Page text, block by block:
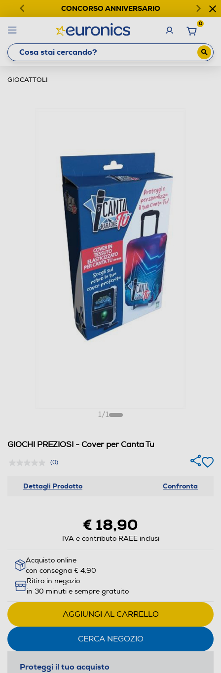
CONCORSO ANNIVERSARIO
0
GIOCATTOLI
1/1
GIOCHI PREZIOSI - Cover per Canta Tu
(0)
Dettagli Prodotto Confronta
€ 18,90
IVA e contributo RAEE inclusi
Acquisto online
con consegna € 4,90
Ritiro in negozio
in 30 minuti e sempre gratuito
AGGIUNGI AL CARRELLO
CERCA NEGOZIO
Proteggi il tuo acquisto